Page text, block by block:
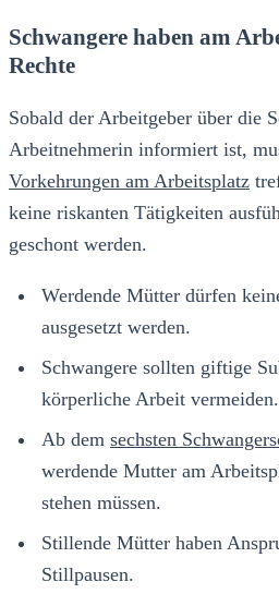
Schwangere haben am
Rechte
Sobald der Arbeitgeber über die
Arbeitnehmerin informiert ist,
Vorkehrungen am Arbeitsplatz
keine riskanten Tätigkeiten
geschont werden.
Werdende Mütter dürfen
ausgesetzt werden.
Schwangere sollten giftige
körperliche Arbeit vermeiden.
Ab dem sechsten
werdende Mutter am
stehen müssen.
Stillende Mütter haben
Stillpausen.